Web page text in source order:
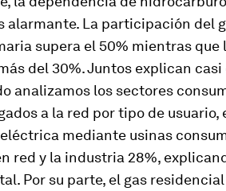
alarmante. La participación del
supera el 50% mientras que
del 30%. Juntos explican
analizamos los sectores
a la red por tipo de usuario,
mediante usinas
red y la industria 28%,
Por su parte, el gas